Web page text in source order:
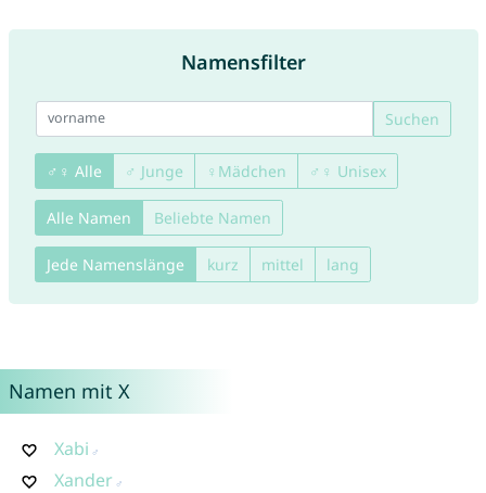
Namensfilter
Suchen
♂♀ Alle ♂ Junge ♀Mädchen ♂♀ Unisex
Alle Namen Beliebte Namen
Jede Namenslänge kurz mittel lang
Namen mit X
Xabi
Xander